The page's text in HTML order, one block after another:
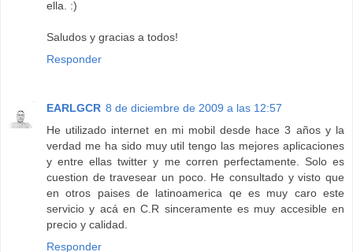
ella. :)
Saludos y gracias a todos!
Responder
EARLGCR 8 de diciembre de 2009 a las 12:57
He utilizado internet en mi mobil desde hace 3 años y la
verdad me ha sido muy util tengo las mejores aplicaciones
y entre ellas twitter y me corren perfectamente. Solo es
cuestion de travesear un poco. He consultado y visto que
en otros paises de latinoamerica qe es muy caro este
servicio y acá en C.R sinceramente es muy accesible en
precio y calidad.
Responder